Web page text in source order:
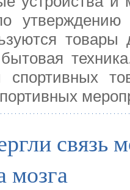
утверждению
спортивных
связь
мозга